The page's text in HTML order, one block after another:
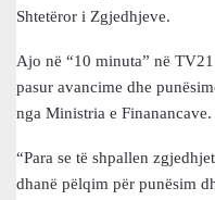
Shtetëror i Zgjedhjeve.
Ajo në “10 minuta” në
pasur avancime dhe
nga Ministria e Finanancave.
“Para se të shpallen
dhanë pëlqim për punësim